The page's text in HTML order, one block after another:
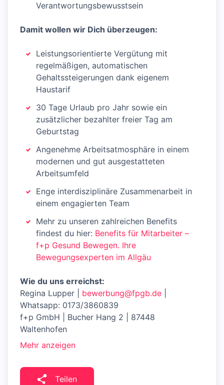
Verantwortungsbewusstsein
Damit wollen wir Dich überzeugen:
Leistungsorientierte Vergütung mit
regelmäßigen, automatischen
Gehaltssteigerungen dank eigenem
Haustarif
30 Tage Urlaub pro Jahr sowie ein
zusätzlicher bezahlter freier Tag am
Geburtstag
Angenehme Arbeitsatmosphäre in einem
modernen und gut ausgestatteten
Arbeitsumfeld
Enge interdisziplinäre Zusammenarbeit in
einem engagierten Team
Mehr zu unseren zahlreichen Benefits
findest du hier: Benefits für Mitarbeiter –
f+p Gesund Bewegen. Ihre
Bewegungsexperten im Allgäu
Wie du uns erreichst:
Regina Lupper | bewerbung@fpgb.de
Whatsapp: 0173/3860839
f+p GmbH | Bucher Hang 2 | 87448
Waltenhofen
Mehr anzeigen
Teilen